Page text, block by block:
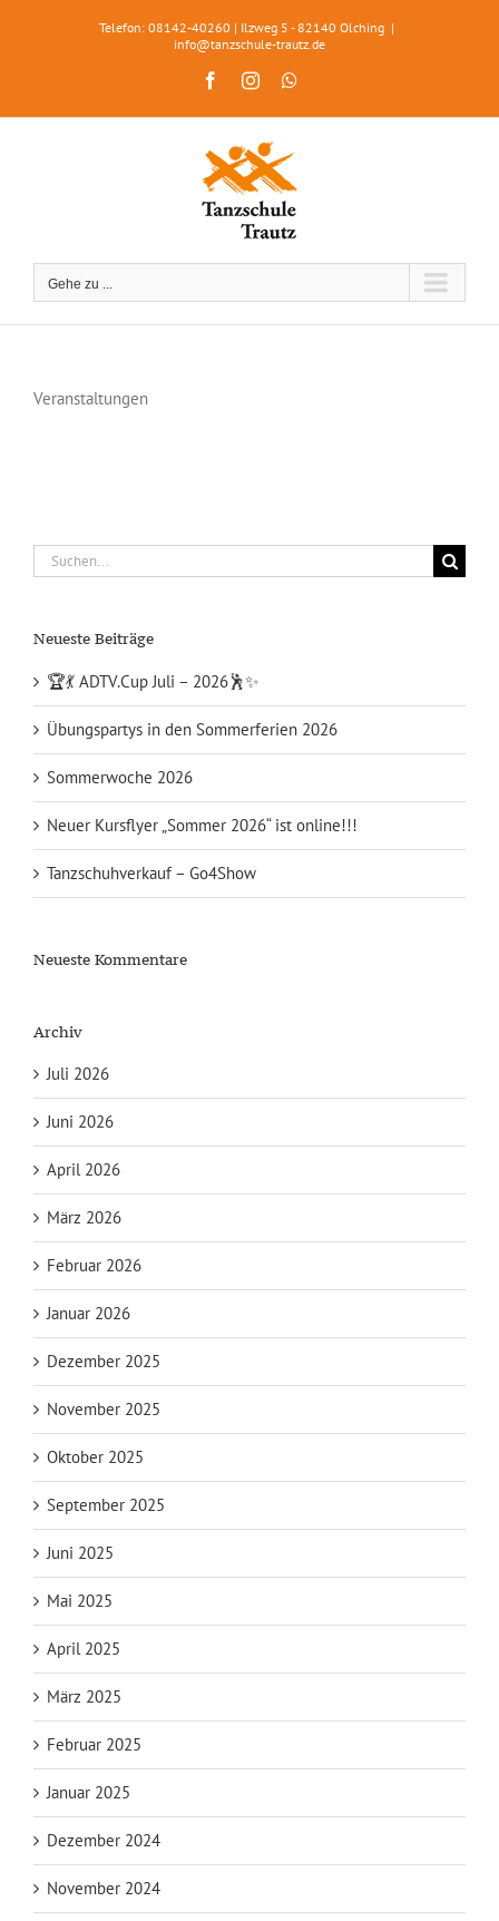
Telefon: 08142-40260 | Ilzweg 5 - 82140 Olching |
info@tanzschule-trautz.de
FacebookInstagram
Gehe zu ...
Veranstaltungen
Suche
nach:
Neueste Beiträge
🏆💃 ADTV.Cup Juli – 2026🕺✨
Übungspartys in den Sommerferien 2026
Sommerwoche 2026
Neuer Kursflyer „Sommer 2026“ ist online!!!
Tanzschuhverkauf – Go4Show
Neueste Kommentare
Archiv
Juli 2026
Juni 2026
April 2026
März 2026
Februar 2026
Januar 2026
Dezember 2025
November 2025
Oktober 2025
September 2025
Juni 2025
Mai 2025
April 2025
März 2025
Februar 2025
Januar 2025
Dezember 2024
November 2024